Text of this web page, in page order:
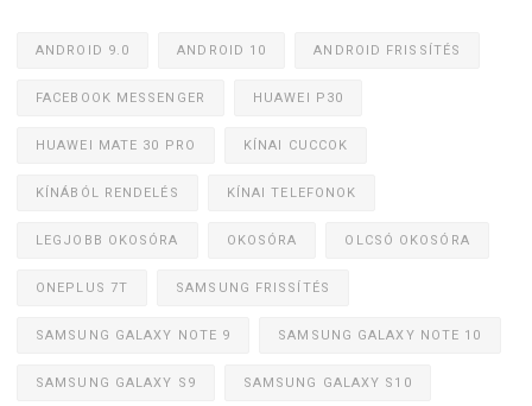
ANDROID 9.0 ANDROID 10 ANDROID FRISSÍTÉS
FACEBOOK MESSENGER HUAWEI P30
HUAWEI MATE 30 PRO KÍNAI CUCCOK
KÍNÁBÓL RENDELÉS KÍNAI TELEFONOK
LEGJOBB OKOSÓRA OKOSÓRA OLCSÓ OKOSÓRA
ONEPLUS 7T SAMSUNG FRISSÍTÉS
SAMSUNG GALAXY NOTE 9 SAMSUNG GALAXY NOTE 10
SAMSUNG GALAXY S9 SAMSUNG GALAXY S10